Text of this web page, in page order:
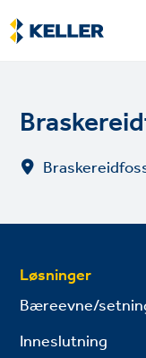
Skip
to
main
Løsninger
Bæreevne/
Inneslutning